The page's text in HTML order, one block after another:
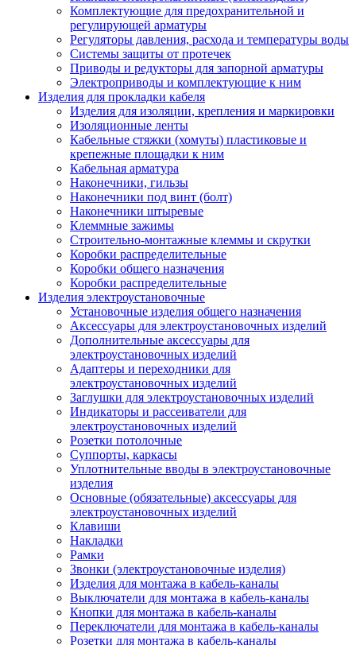
Комплектующие для предохранительной и
регулирующей арматуры
Регуляторы давления, расхода и температуры воды
Системы защиты от протечек
Приводы и редукторы для запорной арматуры
Электроприводы и комплектующие к ним
Изделия для прокладки кабеля
Изделия для изоляции, крепления и маркировки
Изоляционные ленты
Кабельные стяжки (хомуты) пластиковые и
крепежные площадки к ним
Кабельная арматура
Наконечники, гильзы
Наконечники под винт (болт)
Наконечники штыревые
Клеммные зажимы
Строительно-монтажные клеммы и скрутки
Коробки распределительные
Коробки общего назначения
Коробки распределительные
Изделия электроустановочные
Установочные изделия общего назначения
Аксессуары для электроустановочных изделий
Дополнительные аксессуары для
электроустановочных изделий
Адаптеры и переходники для
электроустановочных изделий
Заглушки для электроустановочных изделий
Индикаторы и рассеиватели для
электроустановочных изделий
Розетки потолочные
Суппорты, каркасы
Уплотнительные вводы в электроустановочные
изделия
Основные (обязательные) аксессуары для
электроустановочных изделий
Клавиши
Накладки
Рамки
Звонки (электроустановочные изделия)
Изделия для монтажа в кабель-каналы
Выключатели для монтажа в кабель-каналы
Кнопки для монтажа в кабель-каналы
Переключатели для монтажа в кабель-каналы
Розетки для монтажа в кабель-каналы